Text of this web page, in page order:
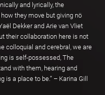
and lyrically, the
they move but giving nö
Dekker and Arie van Vliet
their collaboration here is not
colloquial and cerebral, we are
is self-possessed, The
with them, hearing and
a place to be.” – Karina Gill